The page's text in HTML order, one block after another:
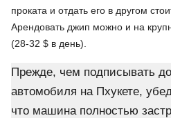
проката и отдать его в другом
Арендовать джип можно и на
(28-32 $ в день).
Прежде, чем подписывать
автомобиля на Пхукете,
что машина полностью